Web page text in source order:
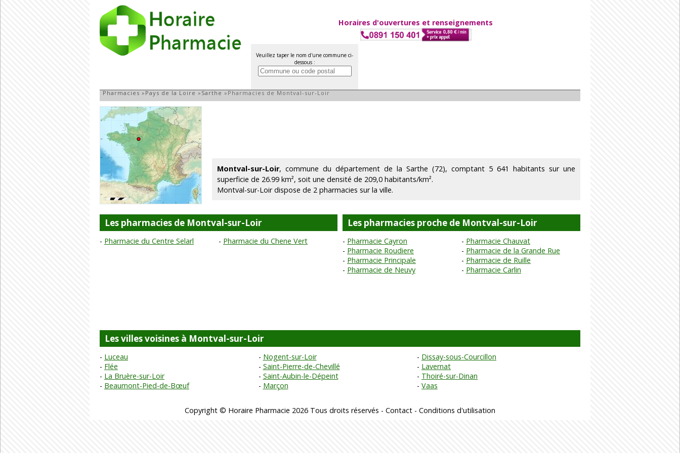
Horaires d'ouvertures et renseignements
Veuillez taper le nom d'une commune ci-
dessous :
Pharmacie à Montval-sur-Loir
Pharmacies»Pays de la Loire»Sarthe»Pharmacies de Montval-sur-Loir
Montval-sur-Loir, commune du département de la Sarthe (72), comptant 5 641 habitants sur une
superficie de 26.99 km², soit une densité de 209,0 habitants/km².
Montval-sur-Loir dispose de 2 pharmacies sur la ville.
Les pharmacies de Montval-sur-Loir
Pharmacie du Centre Selarl Pharmacie du Chene Vert
Les pharmacies proche de Montval-sur-Loir
Pharmacie Cayron
Pharmacie Chauvat
Pharmacie Roudiere
Pharmacie de la Grande Rue
Pharmacie Principale
Pharmacie de Ruille
Pharmacie de Neuvy
Pharmacie Carlin
Les villes voisines à Montval-sur-Loir
Luceau Nogent-sur-Loir
Dissay-sous-Courcillon
Flée
Saint-Pierre-de-Chevillé
Lavernat
La Bruère-sur-Loir
Saint-Aubin-le-Dépeint
Thoiré-sur-Dinan
Beaumont-Pied-de-Bœuf
Marçon Vaas
Copyright © Horaire Pharmacie 2026 Tous droits réservés - Contact - Conditions d'utilisation